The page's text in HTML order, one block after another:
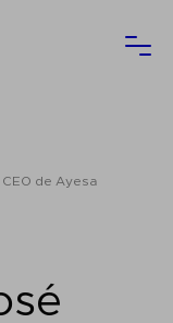
de Ayesa